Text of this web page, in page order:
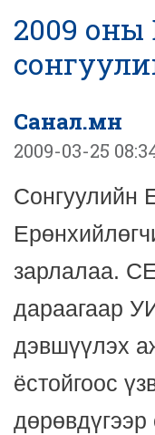
2009 оны
Санал.мн
2009-03-25
Сонгуулийн
зарлалаа.
дараагаар
дэвшүүлэх
ёстойгоос